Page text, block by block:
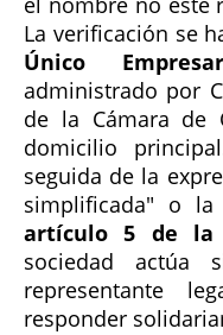
La verificación se
Único
administrado por
de la Cámara de
domicilio
seguida de la
simplificada" o la
artículo 5 de la
sociedad actúa
representante
responder